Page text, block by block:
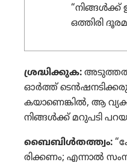
“നിങ്ങൾക്ക്‌
ഒത്തിരി
ശ്രദ്ധി​ക്കു​ക:
ഓർത്ത്‌
ക​യാ​ണെ​ങ്കിൽ, ആ
നിങ്ങൾക്ക്‌ മറുപടി
ബൈബിൾത​ത്ത്വം:
രി​ക്കണം; എന്നാൽ